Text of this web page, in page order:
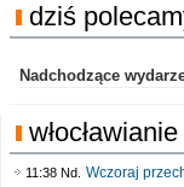
dziś
Nadchodzące
11:38 Nd. Wczoraj